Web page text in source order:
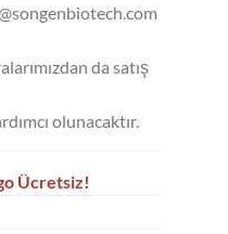
da satış
olunacaktır.
Ücretsiz!